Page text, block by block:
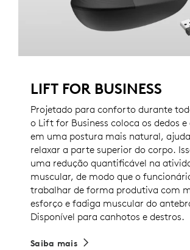
LIFT FOR BUSINESS
Projetado para conforto durante
o Lift for Business coloca os dedos e
em uma postura mais natural,
relaxar a parte superior do corpo.
uma redução quantificável na
muscular, de modo que o
trabalhar de forma produtiva com
esforço e fadiga muscular do
Disponível para canhotos e destros.
Saiba mais